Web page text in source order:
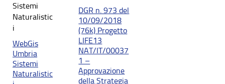
Sistemi
Naturalistic
i
WebGis
Umbria
Sistemi
Naturalistic
DGR n. 973 del
10/09/2018
(76k) Progetto
LIFE13
NAT/IT/00037
1 –
Approvazione
della Strategia